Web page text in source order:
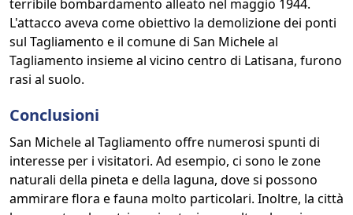
terribile bombardamento alleato nel maggio 1944.
L'attacco aveva come obiettivo la demolizione dei ponti
sul Tagliamento e il comune di San Michele al
Tagliamento insieme al vicino centro di Latisana, furono
rasi al suolo.
Conclusioni
San Michele al Tagliamento offre numerosi spunti di
interesse per i visitatori. Ad esempio, ci sono le zone
naturali della pineta e della laguna, dove si possono
ammirare flora e fauna molto particolari. Inoltre, la città